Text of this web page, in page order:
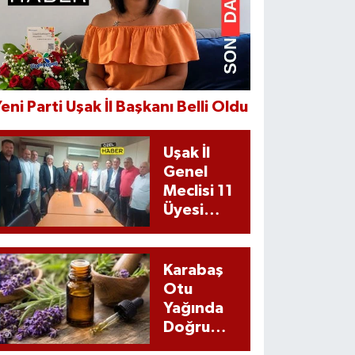
Parti Uşak İl Başkanı Belli Oldu
Uşak İl
Genel
Meclisi 11
Üyesi
istifa Etti
Karabaş
Otu
Yağında
Doğru